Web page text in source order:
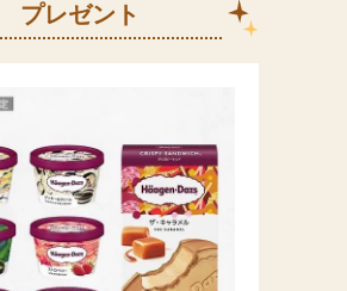
プレゼント